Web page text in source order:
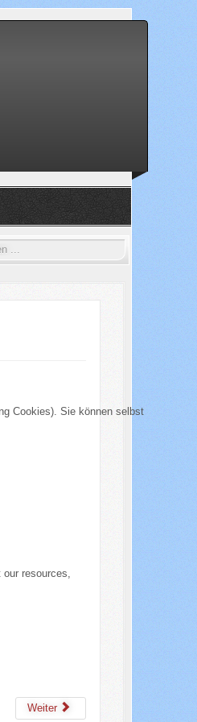
resources,
Weiter
Cookies). Sie können selbst